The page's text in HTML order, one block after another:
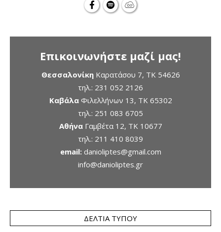
Επικοινωνήστε μαζί μας!
ΘεσσαλονίκηΚαρατάσου 7, TK 54626
τηλ.: 231 052 2126
ΚαβάλαΦιλελλήνων 13, ΤΚ 65302
τηλ.: 251 083 6705
ΑθήναΓαμβέτα 12, ΤΚ 10677
τηλ.: 211 410 8039
email: danioliptes@gmail.com
info@danioliptes.gr
ΔΕΛΤΊΑ ΤΎΠΟΥ